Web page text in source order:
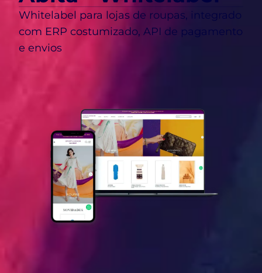
Whitelabel para lojas de roupas, integrado
com ERP costumizado, API de pagamento
e envios